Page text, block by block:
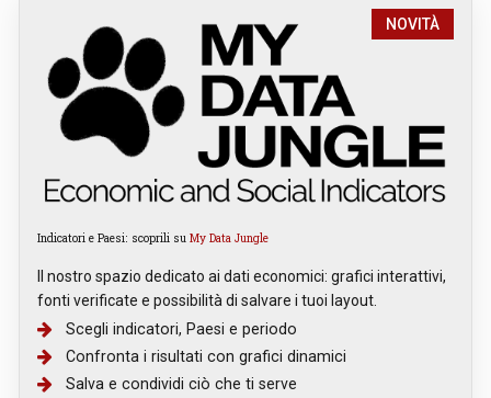
NOVITÀ
Indicatori e Paesi: scoprili su My Data Jungle
Il nostro spazio dedicato ai dati economici: grafici interattivi,
fonti verificate e possibilità di salvare i tuoi layout.
Scegli indicatori, Paesi e periodo
Confronta i risultati con grafici dinamici
Salva e condividi ciò che ti serve